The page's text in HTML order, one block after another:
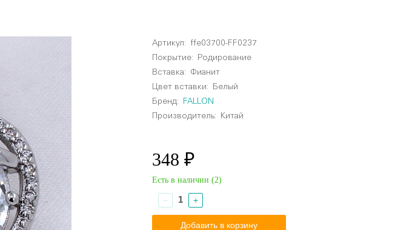
Артикул:
ffe03700-FF0237
Покрытие: Родирование
Вставка: Фианит
Цвет вставки:
Белый
Бренд:
FALLON
Производитель: Китай
348 ₽
Есть в наличии (2)
− +